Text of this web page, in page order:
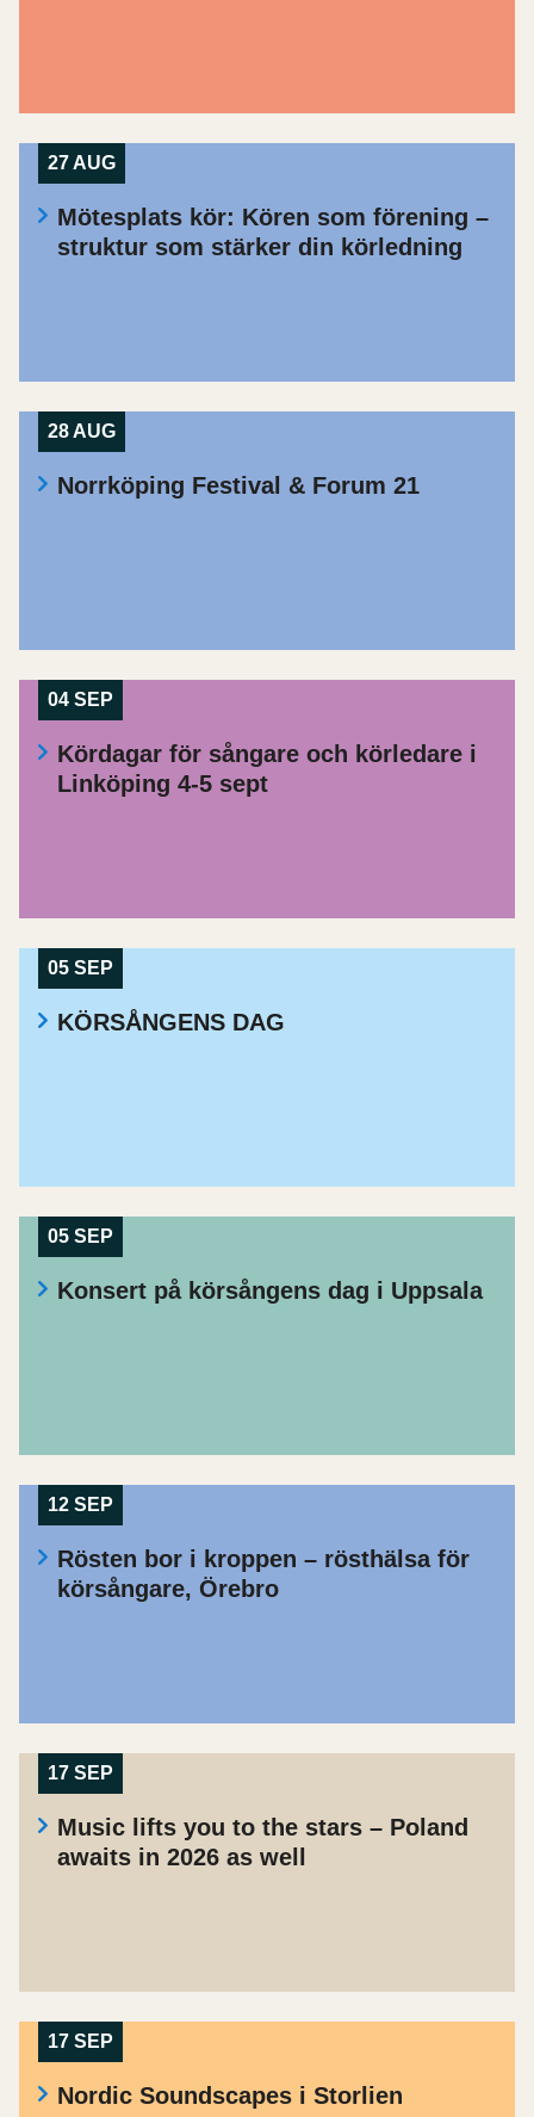
27 AUG
Mötesplats kör: Kören som förening –
struktur som stärker din körledning
28 AUG
Norrköping Festival & Forum 21
04 SEP
Kördagar för sångare och körledare i
Linköping 4-5 sept
05 SEP
KÖRSÅNGENS DAG
05 SEP
Konsert på körsångens dag i Uppsala
12 SEP
Rösten bor i kroppen – rösthälsa för
körsångare, Örebro
17 SEP
Music lifts you to the stars – Poland
awaits in 2026 as well
17 SEP
Nordic Soundscapes i Storlien